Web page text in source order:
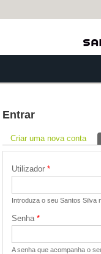
Entrar
Separadores
Criar uma nova conta
Utilizador *
Introduza o seu Santos Silva
Senha *
A senha que acompanha o